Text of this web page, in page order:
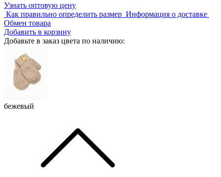
Узнать оптовую цену
Как правильно определить размер Информация о доставке
Обмен товара
Добавить в корзину
Добавьте в заказ цвета по наличию:
бежевый